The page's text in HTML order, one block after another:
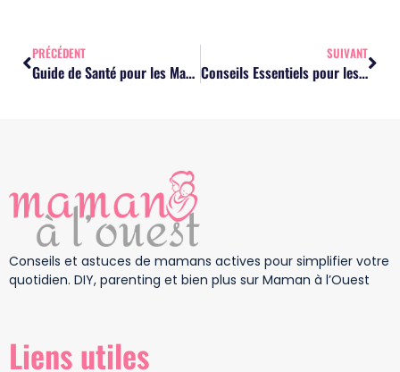
PRÉCÉDENT
Guide de Santé pour les Mamans Actives : Conseils Pratiques et Essentiels
SUIVANT
Conseils Essentiels pour les Mamans Actives: Gérer Famille et Carrière avec Brio
Conseils et astuces de mamans actives pour simplifier votre
quotidien. DIY, parenting et bien plus sur Maman à l’Ouest
Liens utiles